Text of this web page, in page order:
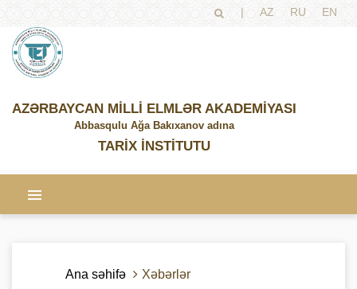
| AZ RU EN
AZƏRBAYCAN MİLLİ ELMLƏR AKADEMİYASI
Abbasqulu Ağa Bakıxanov adına
TARİX İNSTİTUTU
Ana səhifə Xəbərlər